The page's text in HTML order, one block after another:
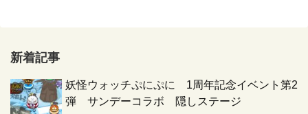
新着記事
妖怪ウォッチぷにぷに 1周年記念イベント第2
弾 サンデーコラボ 隠しステージ